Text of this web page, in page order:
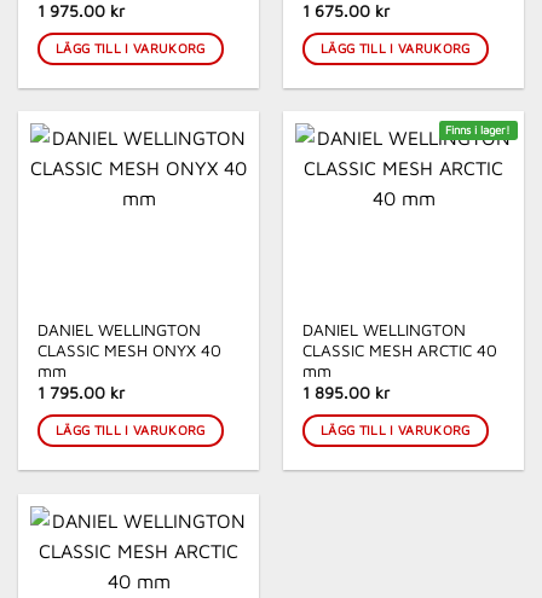
1 975.00 kr
LÄGG TILL I VARUKORG
1 675.00 kr
LÄGG TILL I VARUKORG
DANIEL WELLINGTON
CLASSIC MESH ONYX 40
mm
1 795.00 kr
LÄGG TILL I VARUKORG
Finns i lager!
DANIEL WELLINGTON
CLASSIC MESH ARCTIC 40
mm
1 895.00 kr
LÄGG TILL I VARUKORG